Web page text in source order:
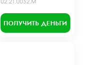
ПОЛУЧИТЬ ДЕНЬГИ